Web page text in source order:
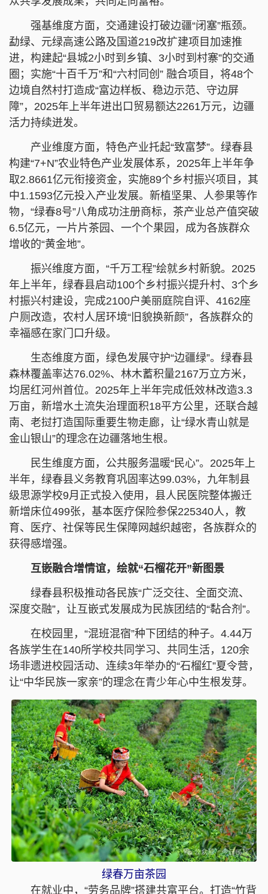
强基维度方面，交通建设打破边疆“闭塞”瓶颈。
勐绿、元绿高速公路及国道219改扩建项目加速推
进，构建起“县城2小时到乡镇、3小时到村寨”的交通
圈；实施“十百千万”和“六村同创” 融合项目，将48个
边境自然村打造成“富边样板、稳边示范、守边屏
障”，2025年上半年进出口贸易额达2261万元，边疆
活力持续迸发。
产业维度方面，特色产业托起“致富梦”。绿春县
构建“7+N”农业特色产业发展体系，2025年上半年争
取2.8661亿元衔接资金，实施89个乡村振兴项目，其
中1.1593亿元投入产业发展。新植坚果、人参果等作
物，“绿春8号”八角成功注册商标，茶产业总产值突破
6.5亿元，一片片茶园、一个个果园，成为各族群众
增收的“黄金地”。
振兴维度方面，“千万工程”绘就乡村新貌。2025
年上半年，绿春县启动100个乡村振兴提升村、3个乡
村振兴村建设，完成2100户美丽庭院自评、4162座
户厕改造，农村人居环境“旧貌换新颜”，各族群众的
幸福感在家门口升级。
生态维度方面，绿色发展守护“边疆绿”。绿春县
森林覆盖率达76.02%、林木蓄积量2167万立方米，
均居红河州首位。2025年上半年完成低效林改造3.3
万亩，新增水土流失治理面积18平方公里，还联合越
南、老挝打造国际重要生物走廊，让“绿水青山就是
金山银山”的理念在边疆落地生根。
民生维度方面，公共服务温暖“民心”。2025年上
半年，绿春县义务教育巩固率达99.03%，九年制县
级思源学校9月正式投入使用，县人民医院整体搬迁
新增床位499张，基本医疗保险参保225340人，教
育、医疗、社保等民生保障网越织越密，各族群众的
获得感增强。
互嵌融合增情谊，绘就“石榴花开”新图景
绿春县积极推动各民族“广泛交往、全面交流、
深度交融”，让互嵌式发展成为民族团结的“黏合剂”。
在校园里，“混班混宿”种下团结的种子。4.44万
各族学生在140所学校共同学习、共同生活，120余
场非遗进校园活动、连续3年举办的“石榴红”夏令营，
让“中华民族一家亲”的理念在青少年心中生根发芽。
绿春万亩茶园
在就业中，“劳务品牌”搭建共富平台。打造“竹背